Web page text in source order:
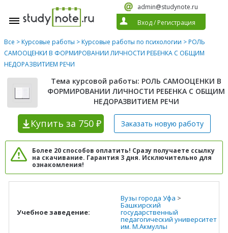
admin@studynote.ru
Вход/ Регистрация
Все >Курсовые работы >Курсовые работы по психологии > РОЛЬ
САМООЦЕНКИ В ФОРМИРОВАНИИ ЛИЧНОСТИ РЕБЕНКА С ОБЩИМ
НЕДОРАЗВИТИЕМ РЕЧИ
Тема курсовой работы: РОЛЬ САМООЦЕНКИ В
ФОРМИРОВАНИИ ЛИЧНОСТИ РЕБЕНКА С ОБЩИМ
НЕДОРАЗВИТИЕМ РЕЧИ
Купить за 750 ₽ Заказать новую работу
Более 20 способов оплатить! Сразу получаете ссылку
на скачивание. Гарантия 3 дня. Исключительно для
ознакомления!
Учебное заведение:
Вузы города Уфа >
Башкирский
государственный
педагогический университет
им. М.Акмуллы